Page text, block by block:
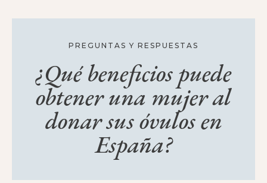
PREGUNTAS Y RESPUESTAS
¿Qué beneficios puede
obtener una mujer al
donar sus óvulos en
España?